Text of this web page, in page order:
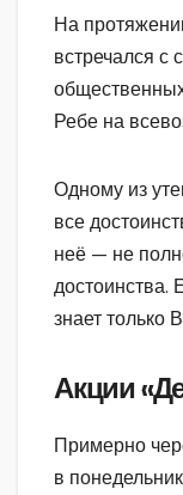
На
встречался с
Ребе на
Одному из
все
неё — не
достоинства.
знает только
Акции
Примерно
в